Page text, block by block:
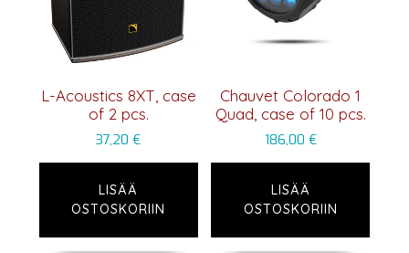
L-Acoustics 8XT, case
of 2 pcs.
37,20€
LISÄÄ
OSTOSKORIIN
Chauvet Colorado 1
Quad, case of 10 pcs.
186,00 €
LISÄÄ
OSTOSKORIIN